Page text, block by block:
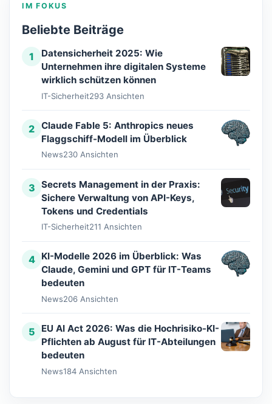
IM FOKUS
Beliebte Beiträge
1
Datensicherheit 2025: Wie
Unternehmen ihre digitalen Systeme
wirklich schützen können
IT-Sicherheit293 Ansichten
2 Claude Fable 5: Anthropics neues
Flaggschiff-Modell im Überblick
News230 Ansichten
3 Secrets Management in der Praxis:
Sichere Verwaltung von API-Keys,
Tokens und Credentials
IT-Sicherheit211 Ansichten
4
KI-Modelle 2026 im Überblick: Was
Claude, Gemini und GPT für IT-Teams
bedeuten
News206 Ansichten
5
EU AI Act 2026: Was die Hochrisiko-KI-
Pflichten ab August für IT-Abteilungen
bedeuten
News184 Ansichten